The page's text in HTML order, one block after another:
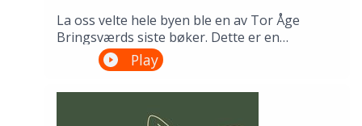
La oss velte hele byen ble en av Tor Åge
Bringsværds siste bøker. Dette er en
dystopisk ungdomsroman fra en ødelagt og
urettferdig verden. Men den er slett ikke uten
håp. Lån den på biblioteket ditt!---Innspilt på
Ellen Vinje og Åsmund Ådnøy.Produksjon:
Play